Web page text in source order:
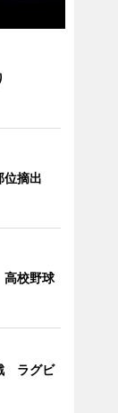
位摘出
校野球
ラグビ